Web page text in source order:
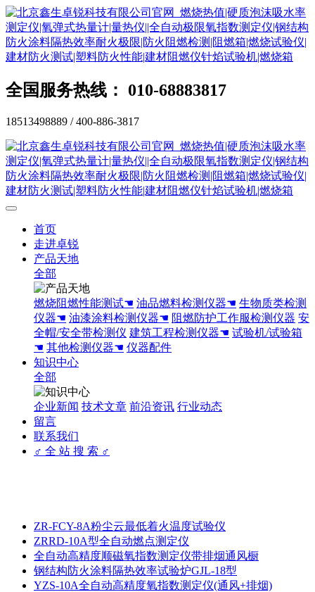
全国服务热线： 010-68883817
18513498889 / 400-886-3817
首页
走进卓锐
产品天地
全部
燃烧阻燃性能测试☚ 油品燃料检测仪器☚ 生物质类检测
仪器☚ 油漆涂料检测仪器☚ 阻燃防护工作服检测仪器 安
全帽/安全带检测仪 建筑工程检测仪器☚ 试验机/试验箱
☚ 其他检测仪器☚ 仪器配件
知识中心
全部
企业新闻 技术文章 前沿资讯 行业动态
留言
联系我们
♂ 全 站 搜 索 ♂
ZR-FCY-8A粉尘云最低着火温度试验仪
ZRRD-10A型全自动燃点测定仪
全自动高精度顺磁氧指数测定仪带排烟通风橱
钢结构防火涂料隔热效率试验炉GJL-18型
YZS-10A全自动高精度氧指数测定仪(通风+排烟)